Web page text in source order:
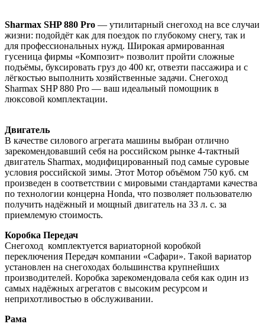
Sharmax SHP 880 Pro — утилитарный снегоход на все случаи
жизни: подойдёт как для поездок по глубокому снегу, так и
для профессиональных нужд. Широкая армированная
гусеница фирмы «Композит» позволит пройти сложные
подъёмы, буксировать груз до 400 кг, отвезти пассажира и с
лёгкостью выполнить хозяйственные задачи. Снегоход
Sharmax SHP 880 Pro — ваш идеальный помощник в
люксовой комплектации.
Двигатель
В качестве силового агрегата машины выбран отлично
зарекомендовавший себя на российском рынке 4-тактный
двигатель Sharmax, модифицированный под самые суровые
условия российской зимы. Этот Мотор объёмом 750 куб. см
произведен в соответствии с мировыми стандартами качества
по технологии концерна Honda, что позволяет пользователю
получить надёжный и мощный двигатель на 33 л. с. за
приемлемую стоимость.
Коробка Передач
Снегоход комплектуется вариаторной коробкой
переключения Передач компании «Сафари». Такой вариатор
установлен на снегоходах большинства крупнейших
производителей. Коробка зарекомендовала себя как один из
самых надёжных агрегатов с высоким ресурсом и
неприхотливостью в обслуживании.
Рама